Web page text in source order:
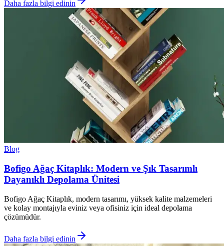
Daha fazla bilgi edinin
Blog
Bofigo Ağaç Kitaplık: Modern ve Şık Tasarımlı
Dayanıklı Depolama Ünitesi
Bofigo Ağaç Kitaplık, modern tasarımı, yüksek kalite malzemeleri
ve kolay montajıyla eviniz veya ofisiniz için ideal depolama
çözümüdür.
Daha fazla bilgi edinin